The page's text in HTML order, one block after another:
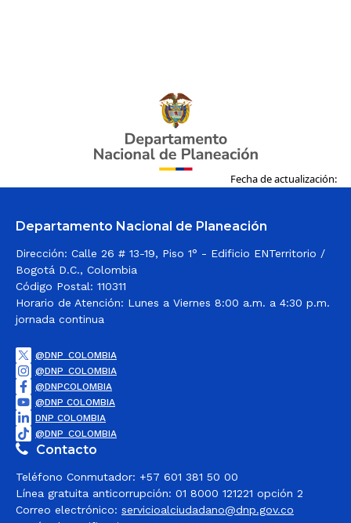
Este miércoles la región de La Mojana tiene
la palabra en el Diálogo Regional Vinculante
Fecha de actualización:
Departamento Nacional de Planeación
Dirección: Calle 26 # 13-19, Piso 1° - Edificio ENTerritorio /
Bogotá D.C., Colombia
Código Postal: 110311
Horario de Atención: Lunes a Viernes 8:00 a.m. a 4:30 p.m.
jornada continua
@DNP_COLOMBIA
@DNP_COLOMBIA
@DNPCOLOMBIA
@DNP COLOMBIA
DNP COLOMBIA
@DNP_COLOMBIA
Contacto
Teléfono Conmutador: +57 601 381 50 00
Línea gratuita anticorrupción: 01 8000 121221 opción 2
Correo electrónico: servicioalciudadano@dnp.gov.co